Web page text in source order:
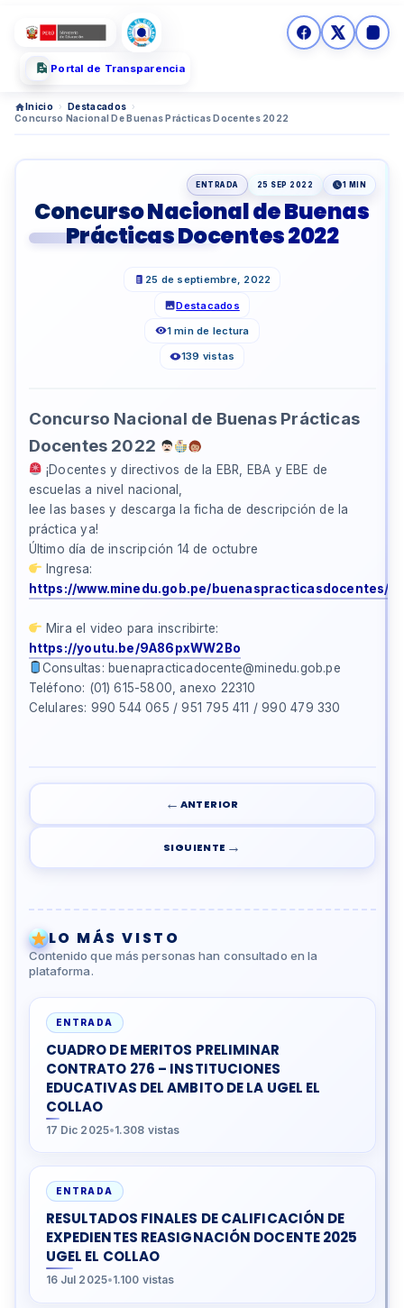
Portal de Transparencia
Inicio › Destacados ›
Concurso Nacional De Buenas Prácticas Docentes 2022
ENTRADA 25 SEP 2022 1 MIN
Concurso Nacional de Buenas
Prácticas Docentes 2022
25 de septiembre, 2022
Destacados
1 min de lectura
139 vistas
Concurso Nacional de Buenas Prácticas
Docentes 2022
¡Docentes y directivos de la EBR, EBA y EBE de
escuelas a nivel nacional,
lee las bases y descarga la ficha de descripción de la
práctica ya!
Último día de inscripción 14 de octubre
Ingresa:
https://www.minedu.gob.pe/buenaspracticasdocentes/
Mira el video para inscribirte:
https://youtu.be/9A86pxWW2Bo
Consultas: buenapracticadocente@minedu.gob.pe
Teléfono: (01) 615-5800, anexo 22310
Celulares: 990 544 065 / 951 795 411 / 990 479 330
← ANTERIOR
SIGUIENTE →
LO MÁS VISTO
Contenido que más personas han consultado en la
plataforma.
ENTRADA
CUADRO DE MERITOS PRELIMINAR
CONTRATO 276 – INSTITUCIONES
EDUCATIVAS DEL AMBITO DE LA UGEL EL
COLLAO
17 Dic 2025•1.308 vistas
ENTRADA
RESULTADOS FINALES DE CALIFICACIÓN DE
EXPEDIENTES REASIGNACIÓN DOCENTE 2025
UGEL EL COLLAO
16 Jul 2025•1.100 vistas